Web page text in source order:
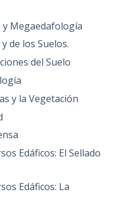
y Megaedafología
de los Suelos.
del Suelo
y la Vegetación
Edáficos: El Sellado
Edáficos: La